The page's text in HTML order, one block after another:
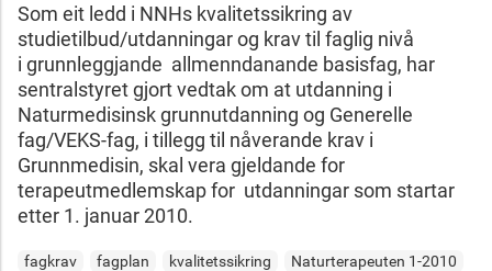
Som eit ledd i NNHs kvalitetssikring av
studietilbud/utdanningar og krav til faglig nivå
i grunnleggjande allmenndanande basisfag, har
sentralstyret gjort vedtak om at utdanning i
Naturmedisinsk grunnutdanning og Generelle
fag/VEKS-fag, i tillegg til nåverande krav i
Grunnmedisin, skal vera gjeldande for
terapeutmedlemskap for utdanningar som startar
etter 1. januar 2010.
fagkrav fagplan kvalitetssikring
Naturterapeuten 1-2010